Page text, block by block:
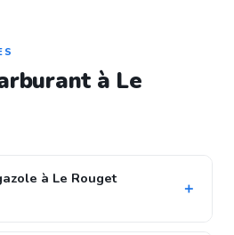
à Le
à Le Rouget